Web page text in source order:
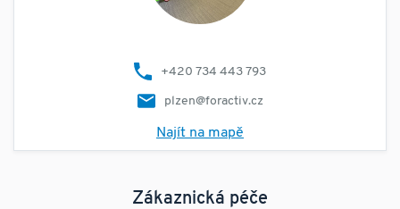
+420 734 443 793
plzen@foractiv.cz
Najít na mapě
Zákaznická péče